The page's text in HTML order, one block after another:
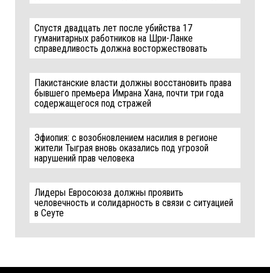
Спустя двадцать лет после убийства 17
гуманитарных работников на Шри-Ланке
справедливость должна восторжествовать
Пакистанские власти должны восстановить права
бывшего премьера Имрана Хана, почти три года
содержащегося под стражей
Эфиопия: с возобновлением насилия в регионе
жители Тыграя вновь оказались под угрозой
нарушений прав человека
Лидеры Евросоюза должны проявить
человечность и солидарность в связи с ситуацией
в Сеуте